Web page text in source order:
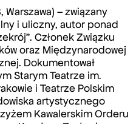
Warszawa) – związany
i uliczny, autor ponad
Członek Związku
oraz Międzynarodowej
Dokumentował
Starym Teatrze im.
i Teatrze Polskim
artystycznego
Kawalerskim Orderu